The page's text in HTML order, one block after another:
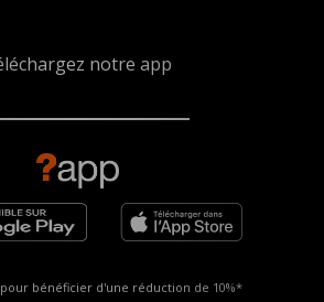
notre app
bénéficier d'une réduction de 10%*